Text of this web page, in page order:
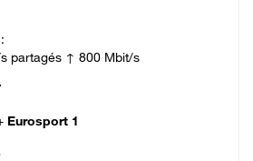
partagés ↑ 800 Mbit/s
Eurosport 1